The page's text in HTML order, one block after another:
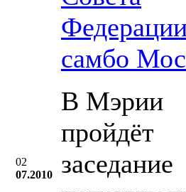
02
07.2010
самбо
В Мэрии
пройдёт
заседание